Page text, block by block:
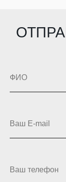
ФИО
Ваш E-mail
Ваш телефон